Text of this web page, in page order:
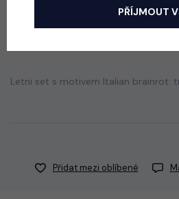
Popis Jak
Letni set s motivem Italian brainrot:
Přidat mezi oblíbené
PŘÍJMOUT